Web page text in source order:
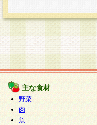
主な食材
野菜
肉
魚